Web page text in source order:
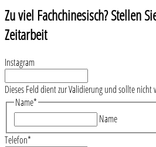
Zu viel Fachchinesisch? Stellen
Zeitarbeit
Instagram
Dieses Feld dient zur Validierung und sollte nicht
Name*
Name
Telefon*